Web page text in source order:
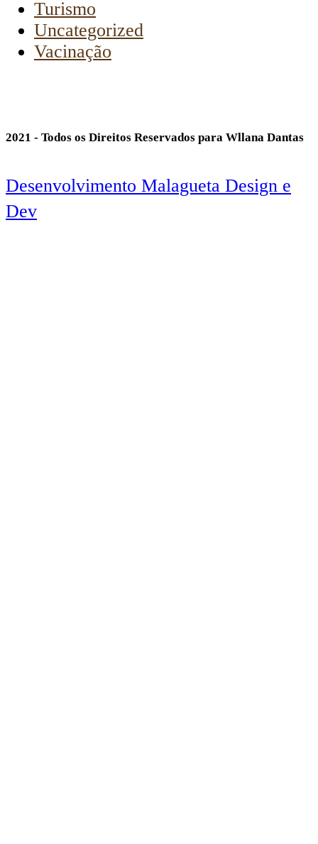
Turismo
Uncategorized
Vacinação
2021 - Todos os Direitos Reservados para Wllana Dantas
Desenvolvimento Malagueta Design e
Dev